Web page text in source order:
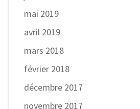
mai 2019
avril 2019
mars 2018
février 2018
décembre 2017
novembre 2017